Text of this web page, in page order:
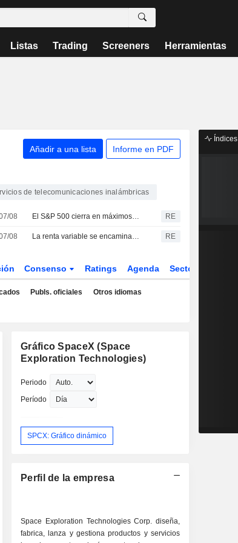
Listas Trading Screeners Herramientas
Añadir a una lista Informe en PDF
de telecomunicaciones inalámbricas
08 El S&P 500 cierra en máximos históricos tras un débil dato de empleo que aleja el temor a nuevas subidas de tipos RE
08 La renta variable se encamina a su mejor semana desde abril tras unos datos de empleo que alejan el temor a nuevas subidas de tipos RE
Consenso Ratings Agenda Sector
Publs. oficiales Otros idiomas
Gráfico SpaceX (Space
Exploration Technologies)
Periodo
Período
SPCX: Gráfico dinámico
Perfil de la empresa
Space Exploration Technologies Corp. diseña,
fabrica, lanza y gestiona productos y servicios
Índices